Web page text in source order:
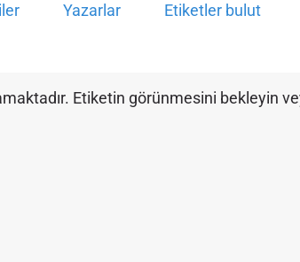
Yazarlar Etiketler bulut